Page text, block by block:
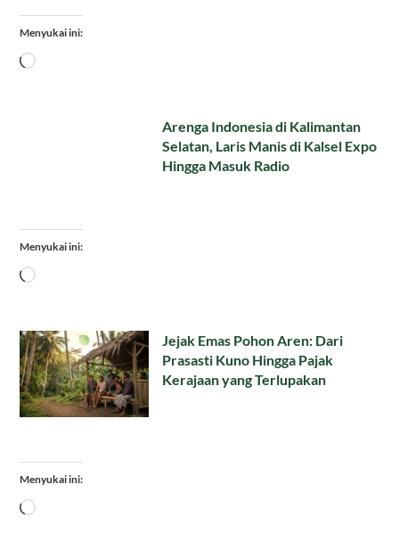
Menyukai ini:
Memuat...
Arenga Indonesia di Kalimantan
Selatan, Laris Manis di Kalsel Expo
Hingga Masuk Radio
Menyukai ini:
Memuat...
Jejak Emas Pohon Aren: Dari
Prasasti Kuno Hingga Pajak
Kerajaan yang Terlupakan
Menyukai ini:
Memuat...